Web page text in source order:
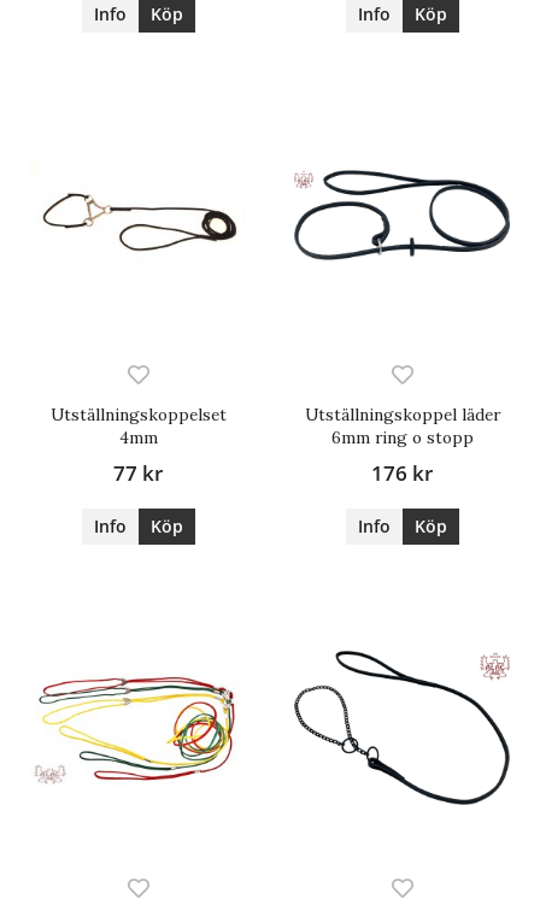
Info Köp Info Köp
Utställningskoppelset
4mm
77 kr
Info Köp
Utställningskoppel läder
6mm ring o stopp
176 kr
Info Köp